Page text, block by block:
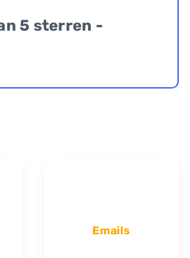
5 sterren -
Emails